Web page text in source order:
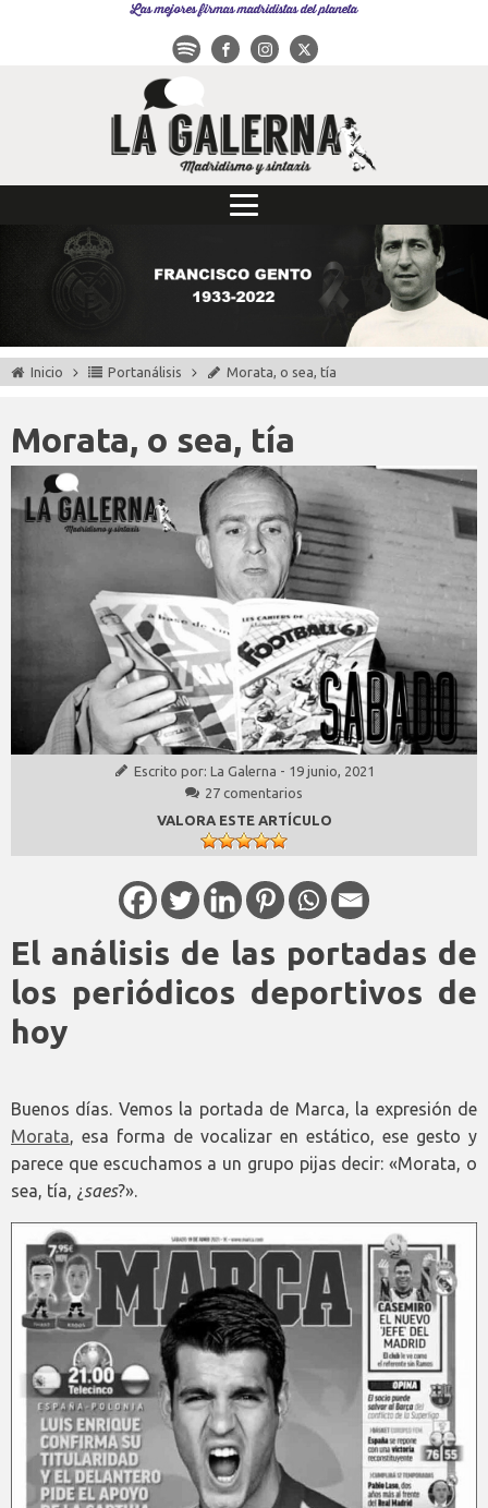
Las mejores firmas madridistas del planeta
Inicio Portanálisis Morata, o sea, tía
Morata, o sea, tía
Escrito por: La Galerna - 19 junio, 2021
27 comentarios
VALORA ESTE ARTÍCULO
El análisis de las portadas de
los periódicos deportivos de
hoy
Buenos días. Vemos la portada de Marca, la expresión de
Morata, esa forma de vocalizar en estático, ese gesto y
parece que escuchamos a un grupo pijas decir: «Morata, o
sea, tía, ¿saes?».